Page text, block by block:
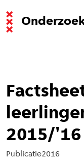
2015/'16
Publicatie2016